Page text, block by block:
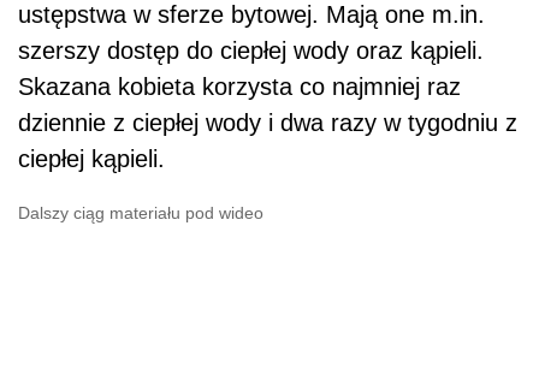
ustępstwa w sferze bytowej. Mają one m.in.
szerszy dostęp do ciepłej wody oraz kąpieli.
Skazana kobieta korzysta co najmniej raz
dziennie z ciepłej wody i dwa razy w tygodniu z
ciepłej kąpieli.
Dalszy ciąg materiału pod wideo